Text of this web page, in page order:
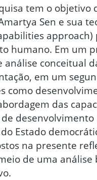
tem o objetivo
Sen e sua
approach)
humano. Em um
conceitual
em um
como
das
Estado
na presente
de uma